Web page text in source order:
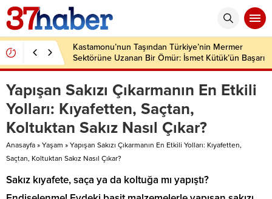
Kastamonu’nun Taşından Türkiye’nin Mermer
Sektörüne Uzanan Bir Ömür: İsmet Kütük’ün Başarı
Hikâyesi
Yapışan Sakızı Çıkarmanın En Etkili
Yolları: Kıyafetten, Saçtan,
Koltuktan Sakız Nasıl Çıkar?
Anasayfa » Yaşam » Yapışan Sakızı Çıkarmanın En Etkili Yolları: Kıyafetten,
Saçtan, Koltuktan Sakız Nasıl Çıkar?
Sakız kıyafete, saça ya da koltuğa mı yapıştı?